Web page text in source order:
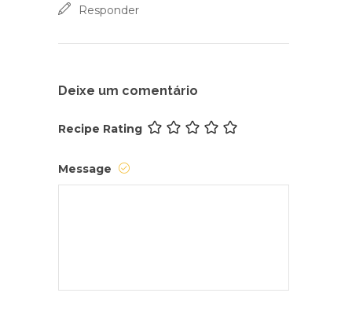
Responder
Deixe um comentário
Recipe Rating
Message